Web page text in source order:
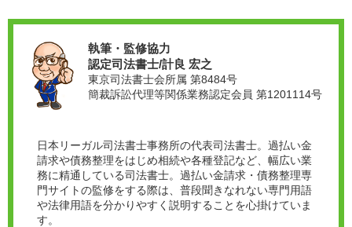
執筆・監修協力
認定司法書士/計良 宏之
東京司法書士会所属 第8484号
簡裁訴訟代理等関係業務認定会員 第1201114号
日本リーガル司法書士事務所の代表司法書士。過払い金
請求や債務整理をはじめ相続や各種登記など、幅広い業
務に精通している司法書士。過払い金請求・債務整理専
門サイトの監修をする際は、普段聞きなれない専門用語
や法律用語を分かりやすく説明することを心掛けていま
す。